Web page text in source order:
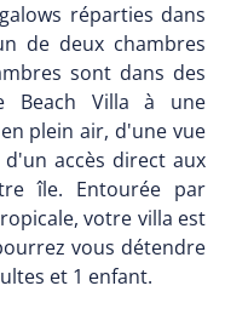
réparties dans
de deux chambres
sont dans des
Beach Villa à une
plein air, d'une vue
accès direct aux
île. Entourée par
votre villa est
vous détendre
et 1 enfant.